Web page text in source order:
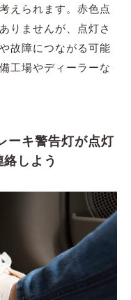
えられます。赤色点
りませんが、点灯さ
故障につながる可能
工場やディーラーな
ーキ警告灯が点灯
しよう